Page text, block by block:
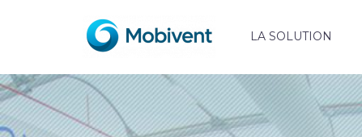
LA SOLUTION